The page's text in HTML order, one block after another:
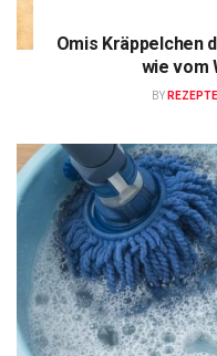
Omis Kräppelchen
wie vom
BY